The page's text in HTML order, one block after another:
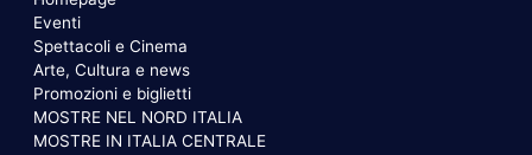
Eventi
Spettacoli e Cinema
Arte, Cultura e news
Promozioni e biglietti
MOSTRE NEL NORD ITALIA
MOSTRE IN ITALIA CENTRALE